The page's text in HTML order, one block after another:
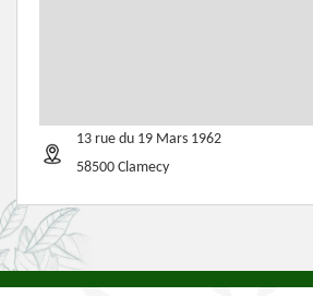
13 rue du 19 Mars 1962
58500 Clamecy